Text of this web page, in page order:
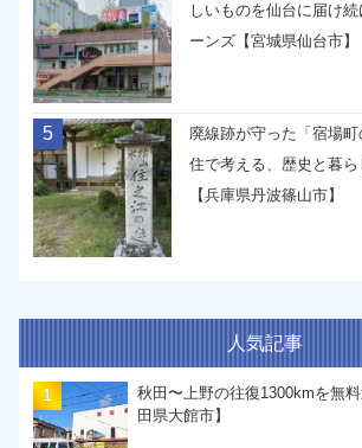
しいものを仙台に届け
ーンズ【宮城県仙台市】
5
廃線跡が守った「宿場
住で考える、歴史と暮
【兵庫県丹波篠山市】
人気記事
秋田〜上野の往復1300kmを無
田県大館市】